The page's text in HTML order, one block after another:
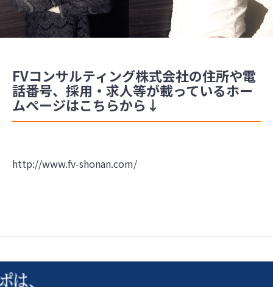
FVコンサルティング株式会社の住所や電
話番号、採用・求人等が載っているホー
ムページはこちらから↓
http://www.fv-shonan.com/